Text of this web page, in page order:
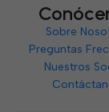
Sobre
Preguntas
Nuestros